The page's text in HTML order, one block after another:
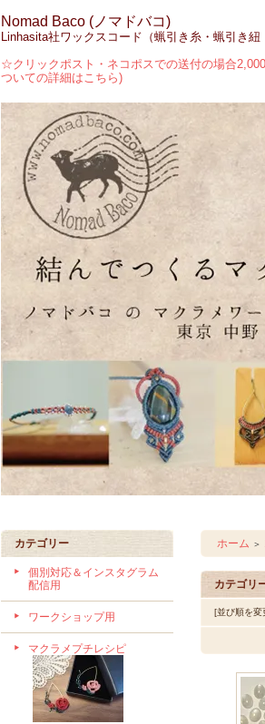
Nomad Baco (ノマドバコ)
Linhasita社ワックスコード（蝋引き糸・蝋引き
☆クリックポスト・ネコポスでの送付の場合
ついての詳細はこちら)
カテゴリー
個別対応＆インスタグラム
配信用
ワークショップ用
マクラメプチレシピ
ホーム ＞
カテゴリ
[並び順を変